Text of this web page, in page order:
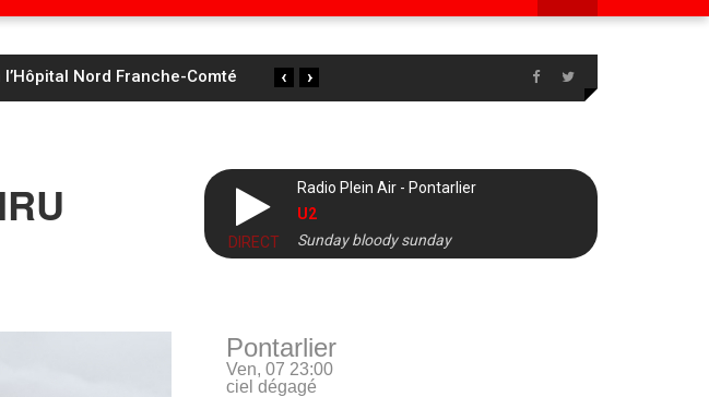
Saint‑Étienne « taillé pour la ›
‹
DIRECT
Radio Plein Air - Pontarlier
U2
Sunday bloody sunday
Pontarlier
Ven, 07 23:00
ciel dégagé